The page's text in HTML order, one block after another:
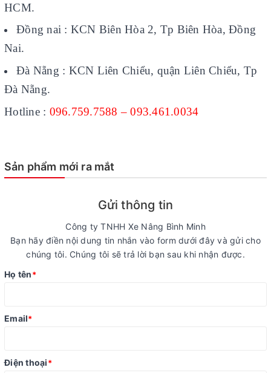
HCM.
Đồng nai : KCN Biên Hòa 2, Tp Biên Hòa, Đồng
Nai.
Đà Nẵng : KCN Liên Chiểu, quận Liên Chiểu, Tp
Đà Nẵng.
Hotline : 096.759.7588 – 093.461.0034
Sản phẩm mới ra mắt
Gửi thông tin
Công ty TNHH Xe Nâng Bình Minh
Bạn hãy điền nội dung tin nhắn vào form dưới đây và gửi cho
chúng tôi. Chúng tôi sẽ trả lời bạn sau khi nhận được.
Họ tên*
Email*
Điện thoại*